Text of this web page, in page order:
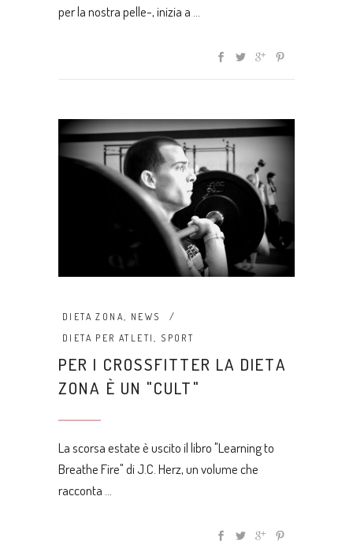
per la nostra pelle-, inizia a
DIETA ZONA, NEWS
DIETA PER ATLETI, SPORT
PER I CROSSFITTER LA DIETA
ZONA È UN "CULT"
La scorsa estate è uscito il libro "Learning to
Breathe Fire" di J.C. Herz, un volume che
racconta